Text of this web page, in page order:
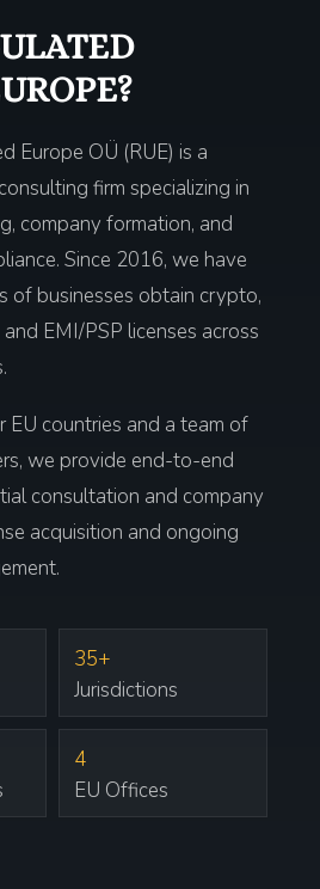
Europe OÜ (RUE) is a
firm specializing in
company formation, and
Since 2016, we have
of businesses obtain crypto,
EMI/PSP licenses across
countries and a team of
we provide end-to-end
consultation and company
acquisition and ongoing
35+
Jurisdictions
4
EU Offices